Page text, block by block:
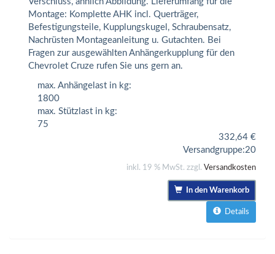
Montage: Komplette AHK incl. Querträger,
Befestigungsteile, Kupplungskugel, Schraubensatz,
Nachrüsten Montageanleitung u. Gutachten. Bei
Fragen zur ausgewählten Anhängerkupplung für den
Chevrolet Cruze rufen Sie uns gern an.
max. Anhängelast in kg:
1800
max. Stützlast in kg:
75
332,64 €
Versandgruppe:20
inkl. 19 % MwSt. zzgl. Versandkosten
In den Warenkorb
Details